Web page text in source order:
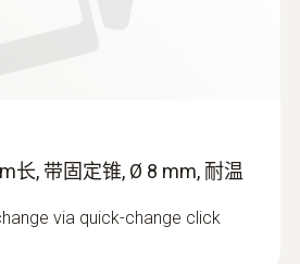
长, 带固定锥, Ø 8 mm, 耐温
via quick-change click